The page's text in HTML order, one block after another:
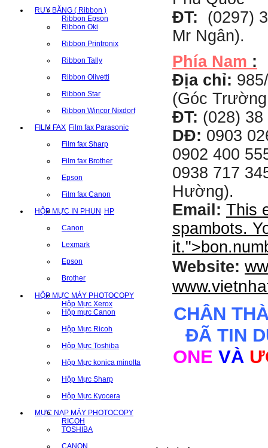
RUY BĂNG ( Ribbon )
Ribbon Epson
Ribbon Oki
Ribbon Printronix
Ribbon Tally
Ribbon Olivetti
Ribbon Star
Ribbon Wincor Nixdorf
FILM FAX Film fax Parasonic
Film fax Sharp
Film fax Brother
Epson
Film fax Canon
HỘP MỰC IN PHUN HP
Canon
Lexmark
Epson
Brother
HỘP MỰC MÁY PHOTOCOPY
Hộp Mực Xerox
Hộp mực Canon
Hộp Mực Ricoh
Hộp Mực Toshiba
Hộp Mực konica minolta
Hộp Mực Sharp
Hộp Mực Kyocera
MỰC NẠP MÁY PHOTOCOPY
RICOH
TOSHIBA
CANON
ĐT:
(0297)
Mr Ngân).
Phía Nam :
Địa chỉ:
(Góc
ĐT: (028)
DĐ: 0903
0902 400
0938 717
Hường).
Email: This
spambots.
it.">
Website:
CHÂN
ĐÃ TIN
ONE VÀ